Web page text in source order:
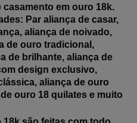
em ouro 18k.
Par aliança de casar,
aliança de noivado,
de ouro tradicional,
de brilhante, aliança de
design exclusivo,
aliança de ouro
ouro 18 quilates e muito